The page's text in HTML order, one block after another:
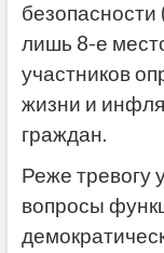
безопасности
лишь 8-е
участников
жизни и
граждан.
Реже тревогу
вопросы